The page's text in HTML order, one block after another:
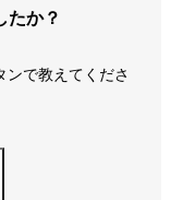
たか？
ンで教えてくださ